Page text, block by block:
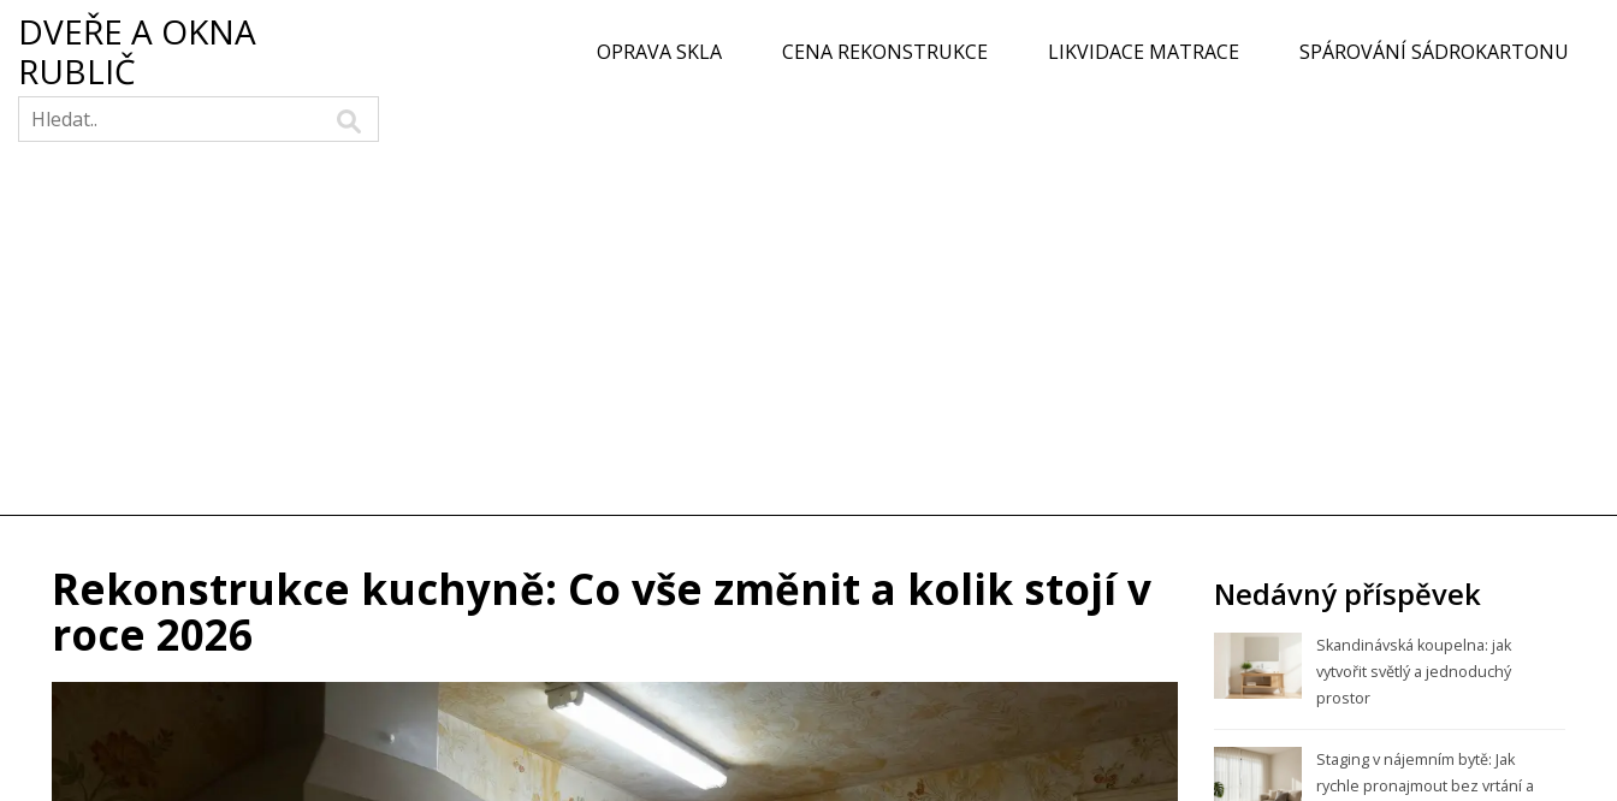
DVEŘE A OKNA
RUBLIČ
OPRAVA SKLA CENA REKONSTRUKCE LIKVIDACE MATRACE SPÁROVÁNÍ SÁDROKARTONU
Rekonstrukce kuchyně: Co vše změnit a kolik stojí v
roce 2026
Nedávný příspěvek
Skandinávská koupelna: jak
vytvořit světlý a jednoduchý
prostor
Staging v nájemním bytě: Jak
rychle pronajmout bez vrtání a